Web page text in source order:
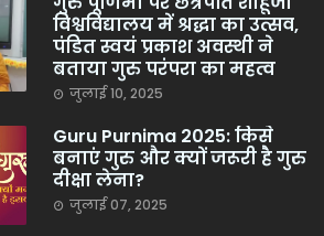
विश्वविद्यालय में श्रद्धा का उत्सव,
पंडित स्वयं प्रकाश अवस्थी ने
बताया गुरु परंपरा का महत्व
जुलाई 10, 2025
Guru Purnima 2025: किसे
बनाएं गुरु और क्यों जरूरी है गुरु
दीक्षा लेना?
जुलाई 07, 2025